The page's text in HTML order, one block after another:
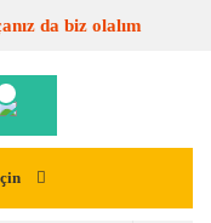
da biz olalım